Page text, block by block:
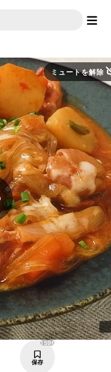
ミュートを解除
1596
保存